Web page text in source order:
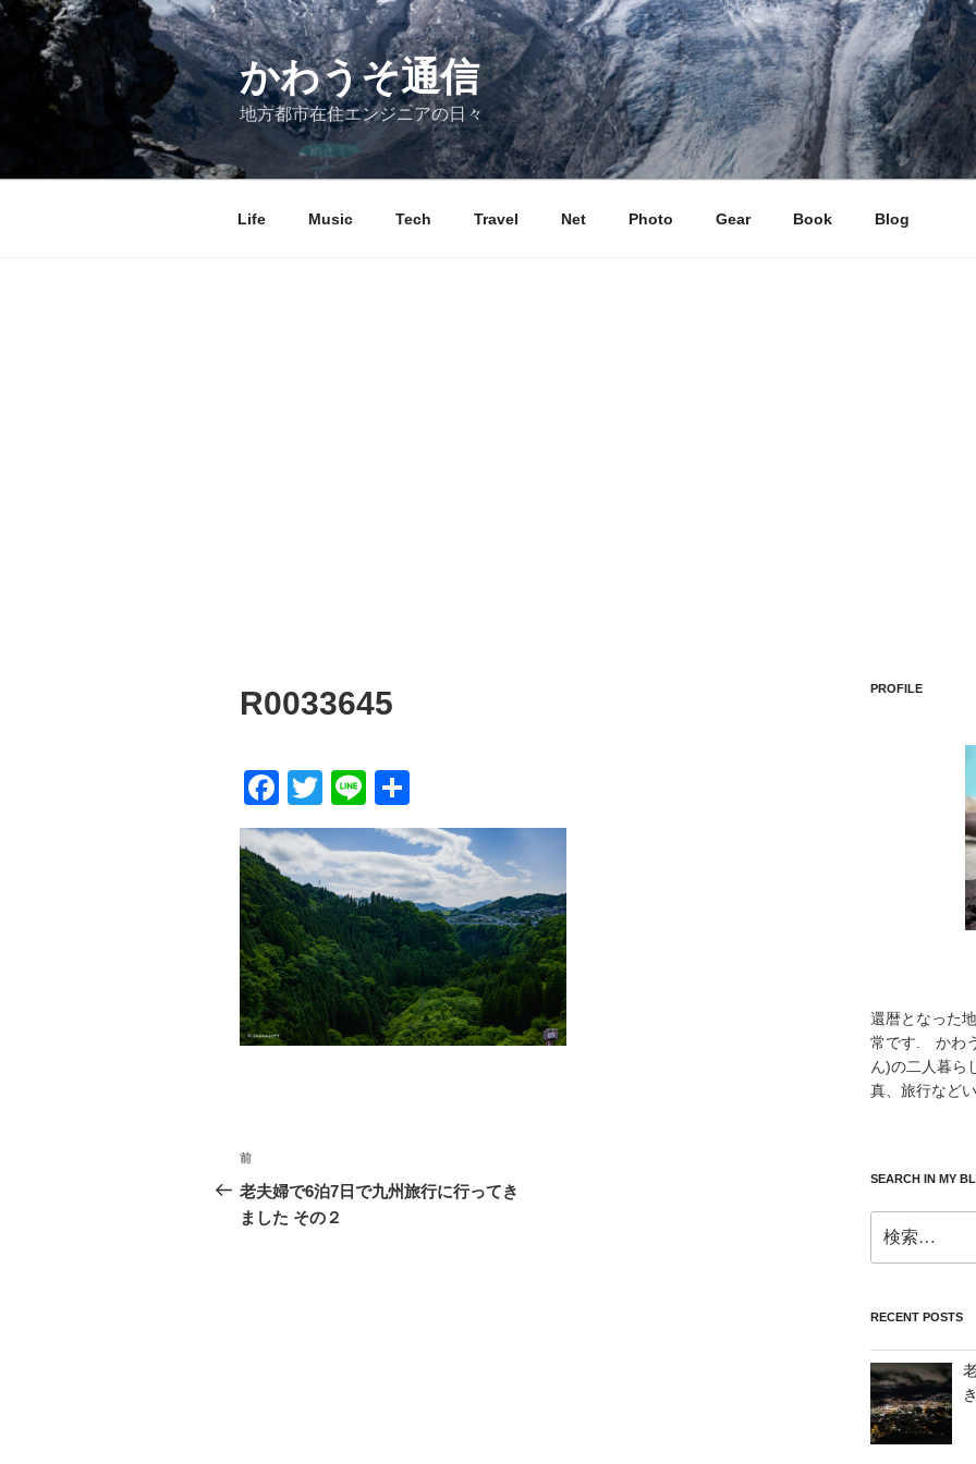
コ
かわうそ通信
地方都市在住エンジニアの日々
Life Music Tech Travel Net Photo Gear Book Blog
R0033645
F
a
c
e
b
o
o
k
T
wi
tt
er
Li
n
e
有
投
稿
ナ
前
の
投
前
老夫婦で6泊7日で九州旅行に行ってき
ました その２
PROFILE
還暦となった
常です. かわ
ん)の二人暮ら
真、旅行など
SEARCH IN MY
索:
RECENT POSTS